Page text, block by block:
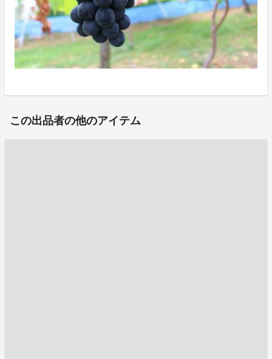
この出品者の他のアイテム